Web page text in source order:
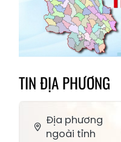
TIN ĐỊA PHƯƠNG
Địa phương
ngoài tỉnh